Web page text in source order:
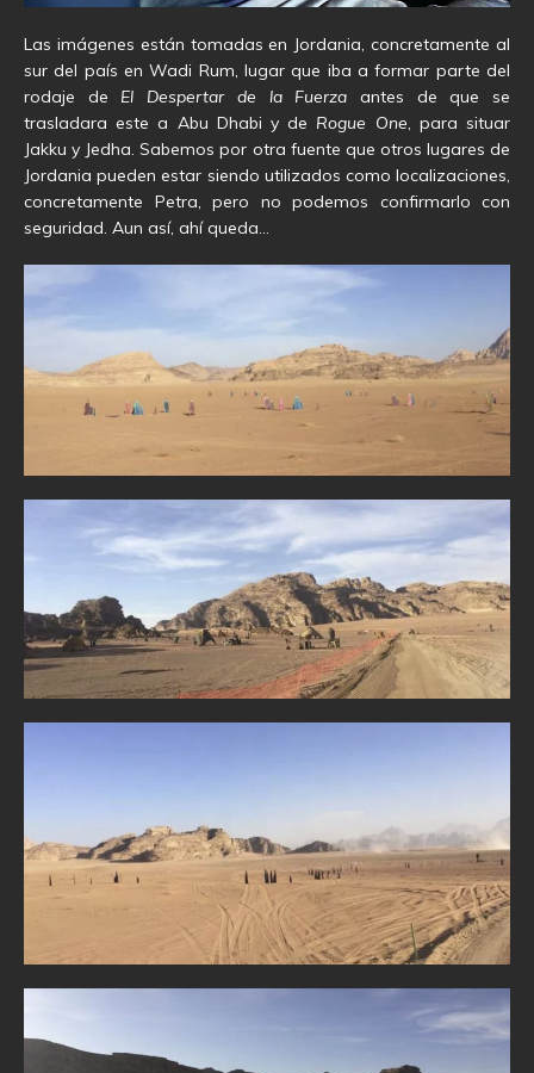
Las imágenes están tomadas en Jordania, concretamente al
sur del país en Wadi Rum, lugar que iba a formar parte del
rodaje de El Despertar de la Fuerza antes de que se
trasladara este a Abu Dhabi y de Rogue One , para situar
Jakku y Jedha. Sabemos por otra fuente que otros lugares de
Jordania pueden estar siendo utilizados como localizaciones,
concretamente Petra, pero no podemos confirmarlo con
seguridad. Aun así, ahí queda…